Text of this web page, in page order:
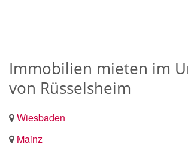
Immobilien mieten im
von Rüsselsheim
Wiesbaden
Mainz